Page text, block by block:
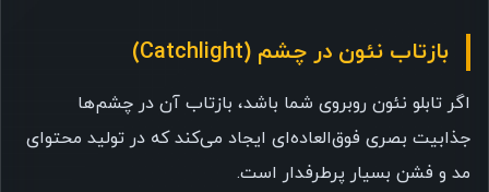
بازتاب نئون در چشم (Catchlight)
اگر تابلو نئون روبروی شما باشد، بازتاب آن در چشم‌ها
جذابیت بصری فوق‌العاده‌ای ایجاد می‌کند که در تولید محتوای
مد و فشن بسیار پرطرفدار است.